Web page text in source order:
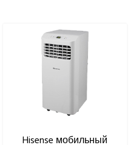
Hisense мобильный